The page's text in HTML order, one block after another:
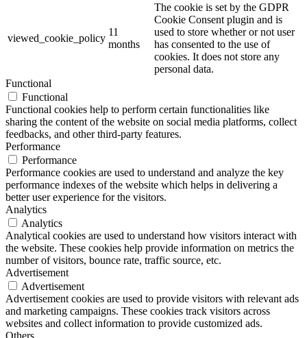
viewed_cookie_policy
11
months
The cookie is set by the GDPR
Cookie Consent plugin and is
used to store whether or not user
has consented to the use of
cookies. It does not store any
personal data.
Functional
Functional
Functional cookies help to perform certain functionalities like
sharing the content of the website on social media platforms, collect
feedbacks, and other third-party features.
Performance
Performance
Performance cookies are used to understand and analyze the key
performance indexes of the website which helps in delivering a
better user experience for the visitors.
Analytics
Analytics
Analytical cookies are used to understand how visitors interact with
the website. These cookies help provide information on metrics the
number of visitors, bounce rate, traffic source, etc.
Advertisement
Advertisement
Advertisement cookies are used to provide visitors with relevant ads
and marketing campaigns. These cookies track visitors across
websites and collect information to provide customized ads.
Others